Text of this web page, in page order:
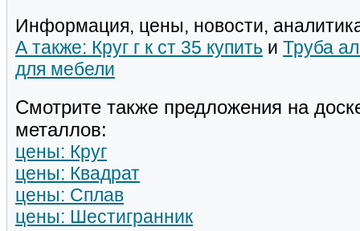
Информация, цены, новости,
А также: Круг г к ст 35 купить и Труба
для мебели
Смотрите также предложения на
металлов:
цены: Круг
цены: Квадрат
цены: Сплав
цены: Шестигранник